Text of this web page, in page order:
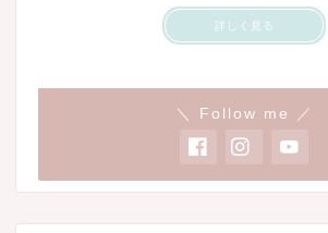
詳しく見る
＼ Follow me ／